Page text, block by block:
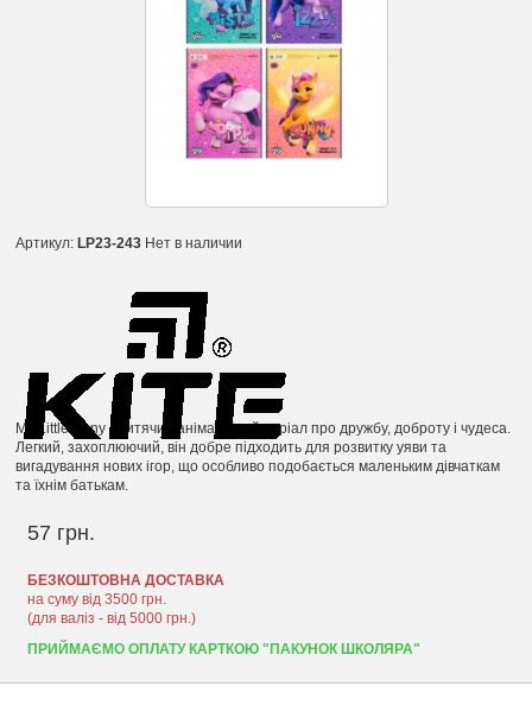
Артикул: LP23-243 Нет в наличии
My Little Pony - дитячий анімаційний серіал про дружбу, доброту і чудеса.
Легкий, захоплюючий, він добре підходить для розвитку уяви та
вигадування нових ігор, що особливо подобається маленьким дівчаткам
та їхнім батькам.
57 грн.
БЕЗКОШТОВНА ДОСТАВКА
на суму від 3500 грн.
(для валіз - від 5000 грн.)
ПРИЙМАЄМО ОПЛАТУ КАРТКОЮ "ПАКУНОК ШКОЛЯРА"